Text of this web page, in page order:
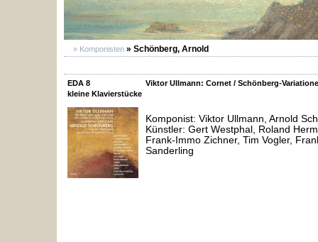
» Komponisten » Schönberg, Arnold
EDA 8
Viktor Ullmann: Cornet / Schönberg-
kleine Klavierstücke
Komponist: Viktor Ullmann, Arnold
Künstler: Gert Westphal, Roland
Frank-Immo Zichner, Tim Vogler,
Sanderling